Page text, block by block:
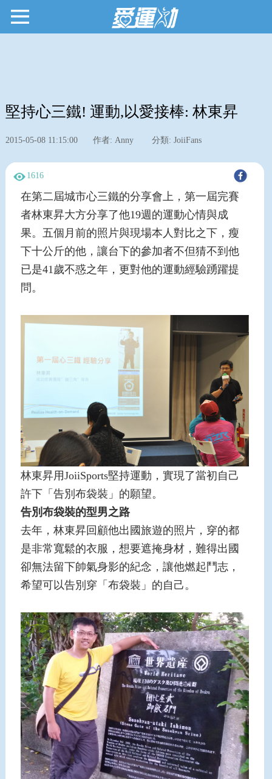
堅持心三鐵! 運動,以愛接棒: 林東昇
2015-05-08 11:15:00 作者: Anny 分類: JoiiFans
1616
在第二屆城市心三鐵的分享會上，第一屆完賽
者林東昇大方分享了他19週的運動心情與成
果。五個月前的照片與現場本人對比之下，瘦
下十公斤的他，讓台下的參加者不但猜不到他
已是41歲不惑之年，更對他的運動經驗踴躍提
問。
林東昇用JoiiSports堅持運動，實現了當初自己
許下「告別布袋裝」的願望。
告別布袋裝的型男之路
去年，林東昇回顧他出國旅遊的照片，穿的都
是非常寬鬆的衣服，想要遮掩身材，難得出國
卻無法留下帥氣身影的紀念，讓他燃起鬥志，
希望可以告別穿「布袋裝」的自己。